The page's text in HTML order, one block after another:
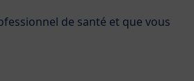
Produits
de santé et que vous